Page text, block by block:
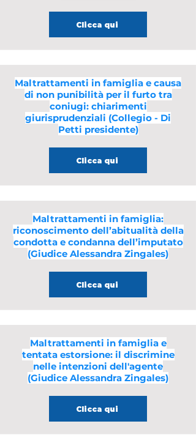
Clicca qui
Maltrattamenti in famiglia e causa
di non punibilità per il furto tra
coniugi: chiarimenti
giurisprudenziali (Collegio - Di
Petti presidente)
Clicca qui
Maltrattamenti in famiglia:
riconoscimento dell’abitualità della
condotta e condanna dell’imputato
(Giudice Alessandra Zingales)
Clicca qui
Maltrattamenti in famiglia e
tentata estorsione: il discrimine
nelle intenzioni dell'agente
(Giudice Alessandra Zingales)
Clicca qui